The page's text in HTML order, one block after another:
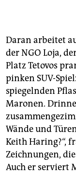
Daran arbeitet
der NGO Loja,
Platz Tetovos
pinken SUV-
spiegelnden
Maronen.
Wände und
Keith Haring?“,
Zeichnungen,
Auch er serviert